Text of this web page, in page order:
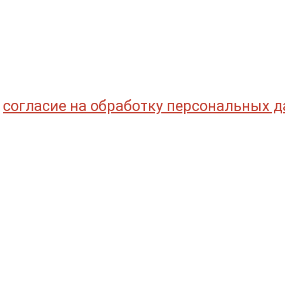
согласие на обработку персональных